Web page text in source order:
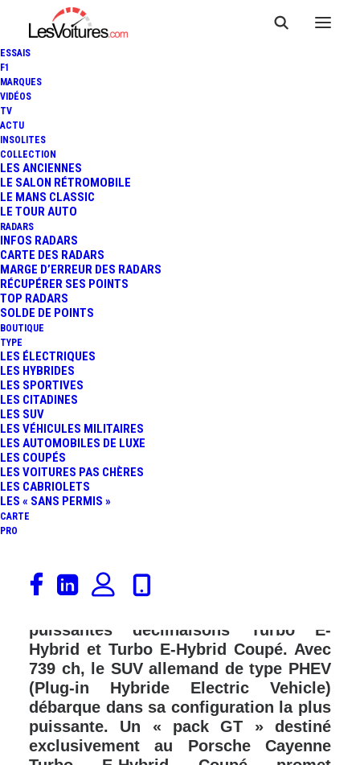
ESSAIS
F1
MARQUES
VIDÉOS
TV
ACTU
INSOLITES
COLLECTION
LES ANCIENNES
LE SALON RÉTROMOBILE
LE MANS CLASSIC
LE TOUR AUTO
RADARS
INFOS RADARS
CARTE DES RADARS
MARGE D’ERREUR DES RADARS
RÉCUPÉRER SES POINTS
TOP RADARS
SOLDE DE POINTS
BOUTIQUE
TYPE
LES ÉLECTRIQUES
LES HYBRIDES
LES SPORTIVES
LES CITADINES
LES SUV
LES VÉHICULES MILITAIRES
LES AUTOMOBILES DE LUXE
LES COUPÉS
LES VOITURES PAS CHÈRES
LES CABRIOLETS
LES « SANS PERMIS »
CARTE
PRO
PORSCHE CAYENNE TURBO
E-HYBRID : "MAX POWER"
4 Minutes
Présenté dans sa version restylée au
printemps dernier, le Porsche Cayenne
puissantes déclinaisons Turbo E-
Hybrid et Turbo E-Hybrid Coupé. Avec
739 ch, le SUV allemand de type PHEV
(Plug-in Hybride Electric Vehicle)
débarque dans sa configuration la plus
puissante. Un « pack GT » destiné
exclusivement au Porsche Cayenne